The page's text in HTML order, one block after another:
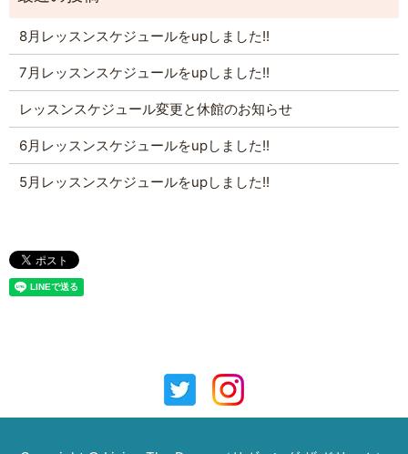
8月レッスンスケジュールをupしました!!
7月レッスンスケジュールをupしました!!
レッスンスケジュール変更と休館のお知らせ
6月レッスンスケジュールをupしました!!
5月レッスンスケジュールをupしました!!